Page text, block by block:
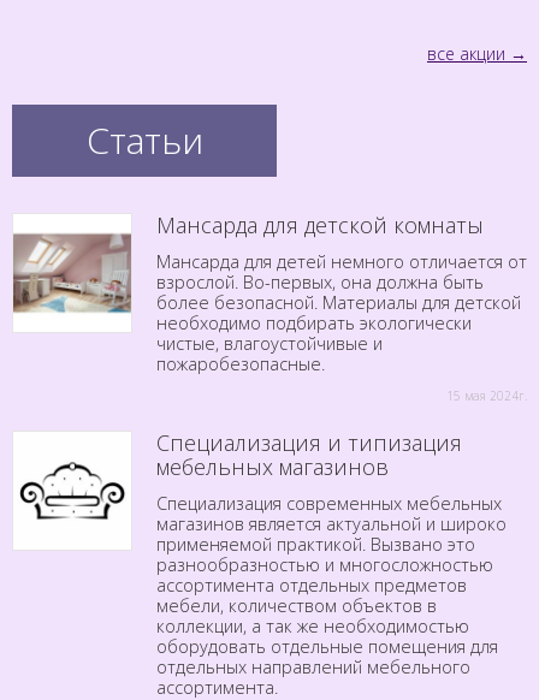
все акции
Статьи
Мансарда для детской комнаты
Мансарда для детей немного отличается от
взрослой. Во-первых, она должна быть
более безопасной. Материалы для детской
необходимо подбирать экологически
чистые, влагоустойчивые и
пожаробезопасные.
15 мая 2024г.
Специализация и типизация
мебельных магазинов
Специализация современных мебельных
магазинов является актуальной и широко
применяемой практикой. Вызвано это
разнообразностью и многосложностью
ассортимента отдельных предметов
мебели, количеством объектов в
коллекции, а так же необходимостью
оборудовать отдельные помещения для
отдельных направлений мебельного
ассортимента.